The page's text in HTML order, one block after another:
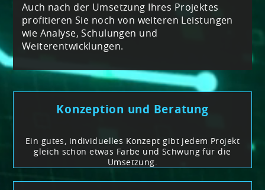
Auch nach der Umsetzung Ihres Projektes
profitieren Sie noch von weiteren Leistungen
wie Analyse, Schulungen und
Weiterentwicklungen.
Konzeption und Beratung
Ein gutes, individuelles Konzept gibt jedem Projekt
gleich schon etwas Farbe und Schwung für die
Umsetzung.